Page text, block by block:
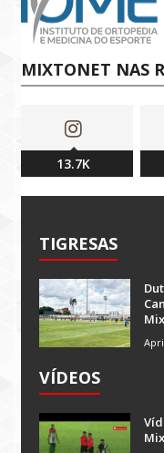
MIXTONET NAS
13.7K
TIGRESAS
VÍDEOS